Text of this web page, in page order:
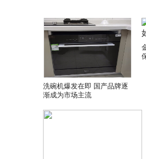
洗碗机爆发在即 国产品牌逐
渐成为市场主流